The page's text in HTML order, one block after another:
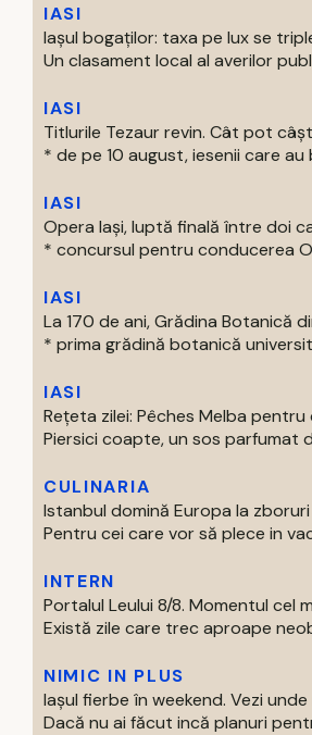
IASI
Iașul bogaților: taxa pe lux se
Un clasament local al averilor
IASI
Titlurile Tezaur revin. Cât pot
* de pe 10 august, iesenii care
IASI
Opera Iași, luptă finală între doi
* concursul pentru conducerea
IASI
La 170 de ani, Grădina Botanică
* prima grădină botanică
IASI
Rețeta zilei: Pêches Melba
Piersici coapte, un sos parfumat
CULINARIA
Istanbul domină Europa la
Pentru cei care vor să plece in
INTERN
Portalul Leului 8/8. Momentul cel
Există zile care trec aproape
NIMIC IN PLUS
Iașul fierbe în weekend. Vezi
Dacă nu ai făcut incă planuri